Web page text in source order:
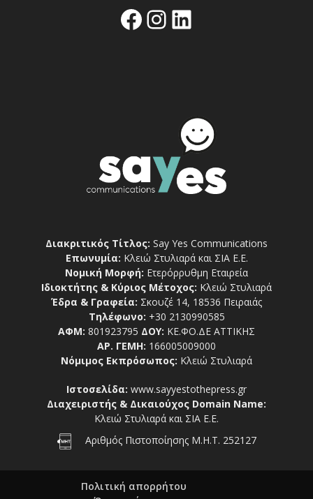
Facebook
Instagram
Linkedin
Διακριτικός Τίτλος: Say Yes Communications
Επωνυμία: Κλειώ Στυλιαρά και ΣΙΑ Ε.Ε.
Νομική Μορφή: Ετερόρρυθμη Εταιρεία
Ιδιοκτήτης & Κύριος Μέτοχος: Κλειώ Στυλιαρά
Έδρα & Γραφεία: Σκουζέ 14, 18536 Πειραιάς
Τηλέφωνο: +30 2130990585
ΑΦΜ: 801923795 ΔΟΥ: ΚΕ.ΦΟ.ΔΕ ΑΤΤΙΚΗΣ
ΑΡ. ΓΕΜΗ: 166005009000
Νόμιμος Εκπρόσωπος: Κλειώ Στυλιαρά
Ιστοσελίδα: www.sayyestothepress.gr
Διαχειριστής & Δικαιούχος Domain Name:
Κλειώ Στυλιαρά και ΣΙΑ Ε.Ε.
Αριθμός Πιστοποίησης Μ.Η.Τ. 252127
Πολιτική απορρήτου